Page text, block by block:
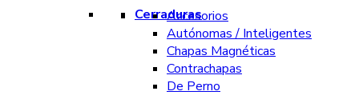
Cerraduras
Accesorios
Autónomas / Inteligentes
Chapas Magnéticas
Contrachapas
De Perno